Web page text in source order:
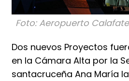
Foto: Aeropuerto Calafate
Dos nuevos Proyectos
en la Cámara Alta por la
santacruceña Ana María